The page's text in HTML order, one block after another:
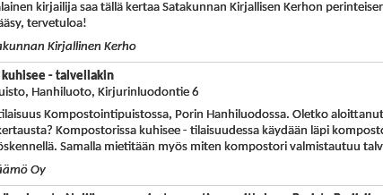
kirjailija saa tällä kertaa Satakunnan Kirjallisen Kerhon
tervetuloa!
Kirjallinen Kerho
kuhisee - talvellakin
Hanhiluoto, Kirjurinluodontie 6
Kompostointipuistossa, Porin Hanhiluodossa. Oletko
Kompostorissa kuhisee - tilaisuudessa käydään läpi
Samalla mietitään myös miten kompostori valmistautuu
Oy